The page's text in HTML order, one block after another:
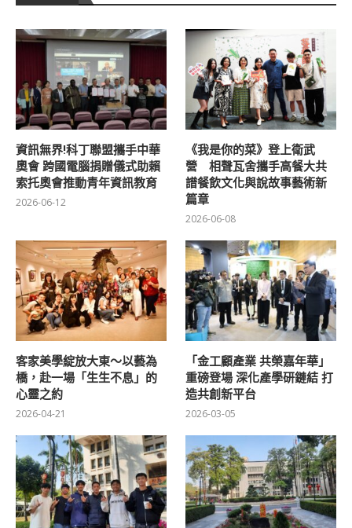
資訊無界!科丁聯盟攜手中華
奧會 跨國電腦捐贈儀式助賴
索托奧會推動青年資訊教育
2026-06-12
《我是你的菜》登上衛武
營 相聲瓦舍攜手高餐大共
譜餐飲文化與說故事藝術新
篇章
2026-06-08
客家美學綻放大東～以藝為
橋，赴一場「生生不息」的
心靈之約
2026-04-21
「金工顧產業 共榮嘉年華」
重磅登場 深化產學研鏈結 打
造共創新平台
2026-03-05